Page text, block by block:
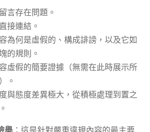
言存在問題。
接連結。
為何是虛假的、構成誹謗，以及它如
的規則。
虛假的簡要證據（無需在此時展示所
。
與態度差異極大，從積極處理到置之